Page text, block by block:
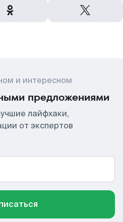
и интересном
предложениями
лайфхаки,
от экспертов